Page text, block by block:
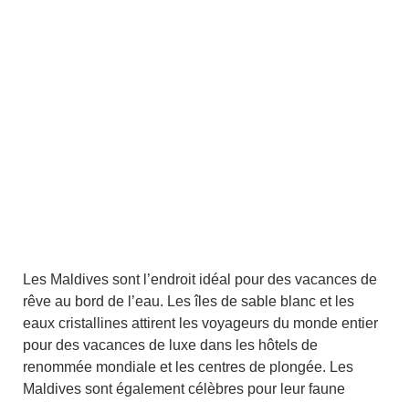
Les Maldives sont l’endroit idéal pour des vacances de
rêve au bord de l’eau. Les îles de sable blanc et les
eaux cristallines attirent les voyageurs du monde entier
pour des vacances de luxe dans les hôtels de
renommée mondiale et les centres de plongée. Les
Maldives sont également célèbres pour leur faune